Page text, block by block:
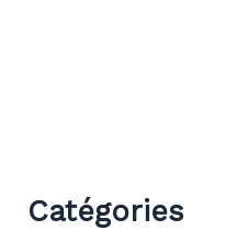
Catégories